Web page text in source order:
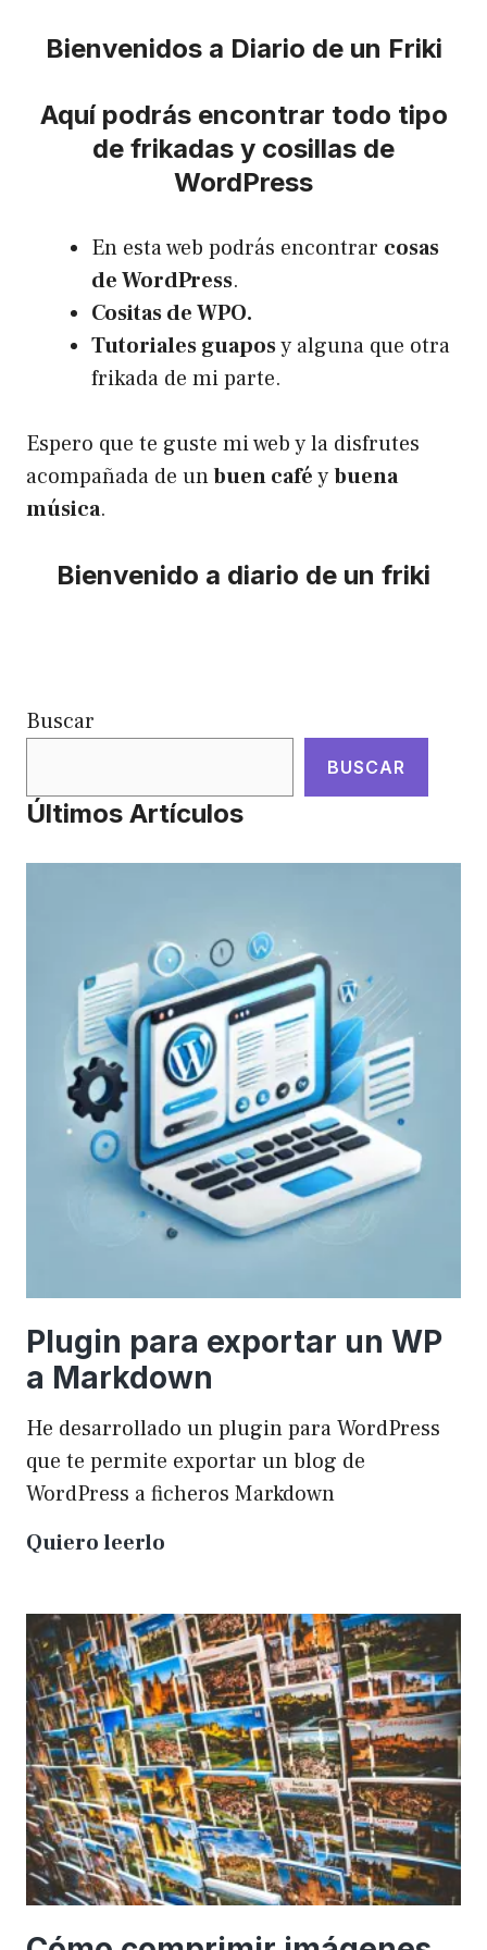
Bienvenidos a Diario de un Friki
Aquí podrás encontrar todo tipo
de frikadas y cosillas de
WordPress
En esta web podrás encontrar cosas
de WordPress.
Cositas de WPO.
Tutoriales guaposy alguna que otra
frikada de mi parte.
Espero que te guste mi web y la disfrutes
acompañada de unbuen caféybuena
música.
Bienvenido a diario de un friki
Buscar
BUSCAR
Últimos Artículos
Plugin para exportar un WP
a Markdown
He desarrollado un plugin para WordPress
que te permite exportar un blog de
WordPress a ficheros Markdown
Quiero leerlo
exportar
un
WP
a
Markdown